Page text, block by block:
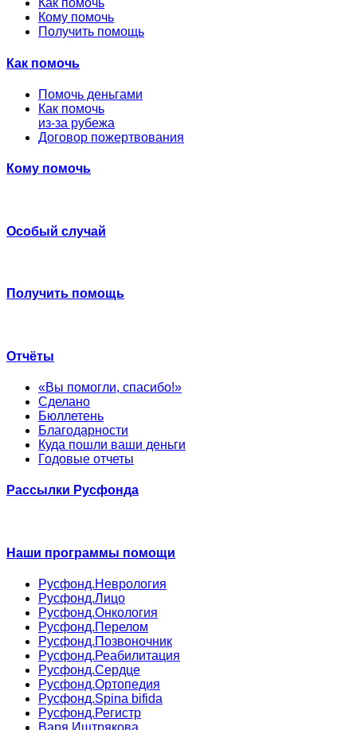
Как помочь
Кому помочь
Получить помощь
Как помочь
Помочь деньгами
Как помочь
из-за рубежа
Договор пожертвования
Кому помочь
Особый случай
Получить помощь
Отчёты
«Вы помогли, спасибо!»
Сделано
Бюллетень
Благодарности
Куда пошли ваши деньги
Годовые отчеты
Рассылки Русфонда
Наши программы помощи
Русфонд.Неврология
Русфонд.Лицо
Русфонд.Онкология
Русфонд.Перелом
Русфонд.Позвоночник
Русфонд.Реабилитация
Русфонд.Сердце
Русфонд.Ортопедия
Русфонд.Spina bifida
Русфонд.Регистр
Варя Иштрякова